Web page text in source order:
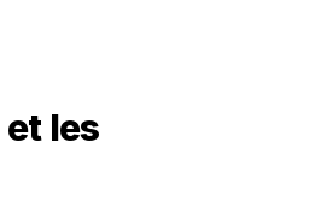
les